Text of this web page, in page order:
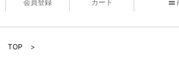
会員登録 カート
TOP >